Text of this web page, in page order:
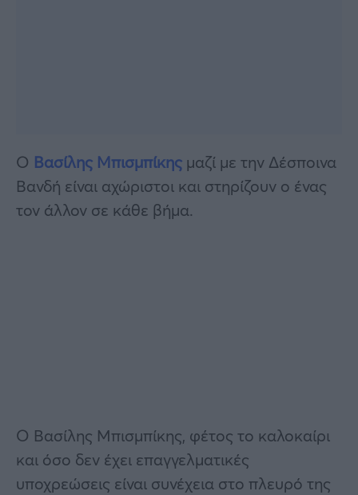
Ο Βασίλης Μπισμπίκης μαζί με την Δέσποινα
Βανδή είναι αχώριστοι και στηρίζουν ο ένας
τον άλλον σε κάθε βήμα.
Ο Βασίλης Μπισμπίκης, φέτος το καλοκαίρι
και όσο δεν έχει επαγγελματικές
υποχρεώσεις είναι συνέχεια στο πλευρό της